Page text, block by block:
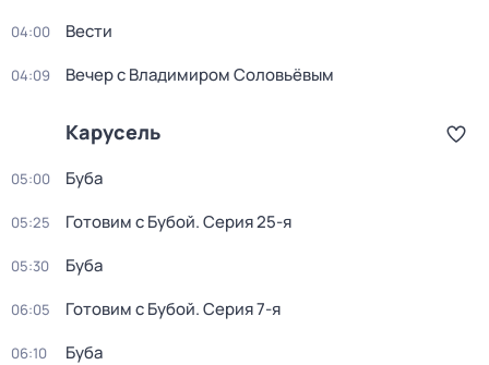
04:00 Вести
04:09 Вечер с Владимиром Соловьёвым
Карусель
05:00 Буба
05:25 Готовим с Бубой. Серия 25-я
05:30 Буба
06:05 Готовим с Бубой. Серия 7-я
06:10 Буба